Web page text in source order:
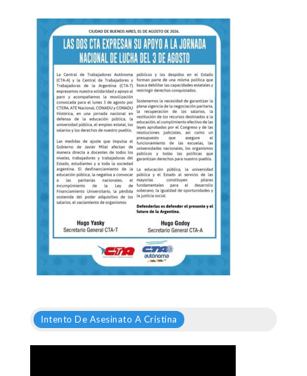
Intento De Asesinato A Cristina